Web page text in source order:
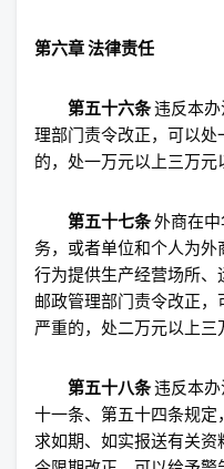
第六章 法律责任
第五十六条违反本
理部门责令改正，可以
的，处一万元以上三万元
第五十七条外商在
务，或者单位和个人为
行为提供生产经营场所
邮政管理部门责令改正
严重的，处二万元以上三
第五十八条违反本
十一条、第五十四条规
求如期、如实报送有关